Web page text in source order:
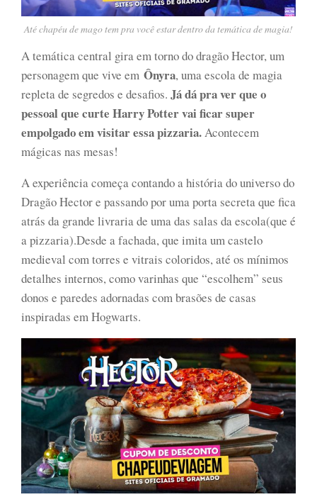
Até chapéu de mago tem pra você estar dentro da temática de magia!
A temática central gira em torno do dragão Hector, um
personagem que vive em Ônyra, uma escola de magia
repleta de segredos e desafios. Já dá pra ver que o
pessoal que curte Harry Potter vai ficar super
empolgado em visitar essa pizzaria.Acontecem
mágicas nas mesas!
A experiência começa contando a história do universo do
Dragão Hector e passando por uma porta secreta que fica
atrás da grande livraria de uma das salas da escola(que é
a pizzaria).Desde a fachada, que imita um castelo
medieval com torres e vitrais coloridos, até os mínimos
detalhes internos, como varinhas que “escolhem” seus
donos e paredes adornadas com brasões de casas
inspiradas em Hogwarts.